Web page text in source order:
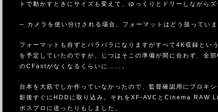
トで動かすときにサイズも変えて、ゆっくりとドリーしながら
─ カメラを使い分けされる場合、フォーマットはどう扱ってい
フォーマットも自ずとバラバラになりますがすべて4K収録と
を予定していたのですが、じつはそこの準備が間に合わず、全
のCFastがなくなるくらいに……。
台本を大筋でしか作っていなかったので、監督確認用にプロキ
影後すぐにHDDに取り込み。それをXF-AVCとCinema RAW
ポスプロに送ったりもしました。